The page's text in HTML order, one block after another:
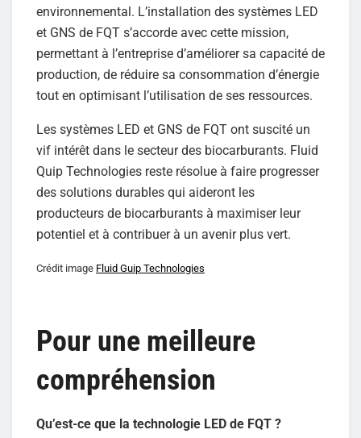
environnemental. L’installation des systèmes LED
et GNS de FQT s’accorde avec cette mission,
permettant à l’entreprise d’améliorer sa capacité de
production, de réduire sa consommation d’énergie
tout en optimisant l’utilisation de ses ressources.
Les systèmes LED et GNS de FQT ont suscité un
vif intérêt dans le secteur des biocarburants. Fluid
Quip Technologies reste résolue à faire progresser
des solutions durables qui aideront les
producteurs de biocarburants à maximiser leur
potentiel et à contribuer à un avenir plus vert.
Crédit image Fluid Guip Technologies
Pour une meilleure
compréhension
Qu’est-ce que la technologie LED de FQT ?